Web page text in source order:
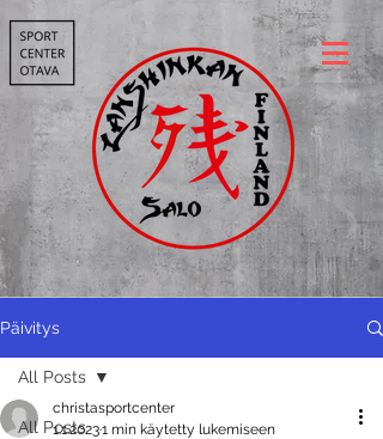
Päivitys
All Posts
All Posts
christasportcenter
1.1.20231 min käytetty lukemiseen